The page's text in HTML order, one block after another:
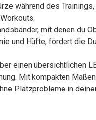
während des
mit denen du
und Hüfte, fördert die
einen übersichtlichen
Mit kompakten
Platzprobleme in